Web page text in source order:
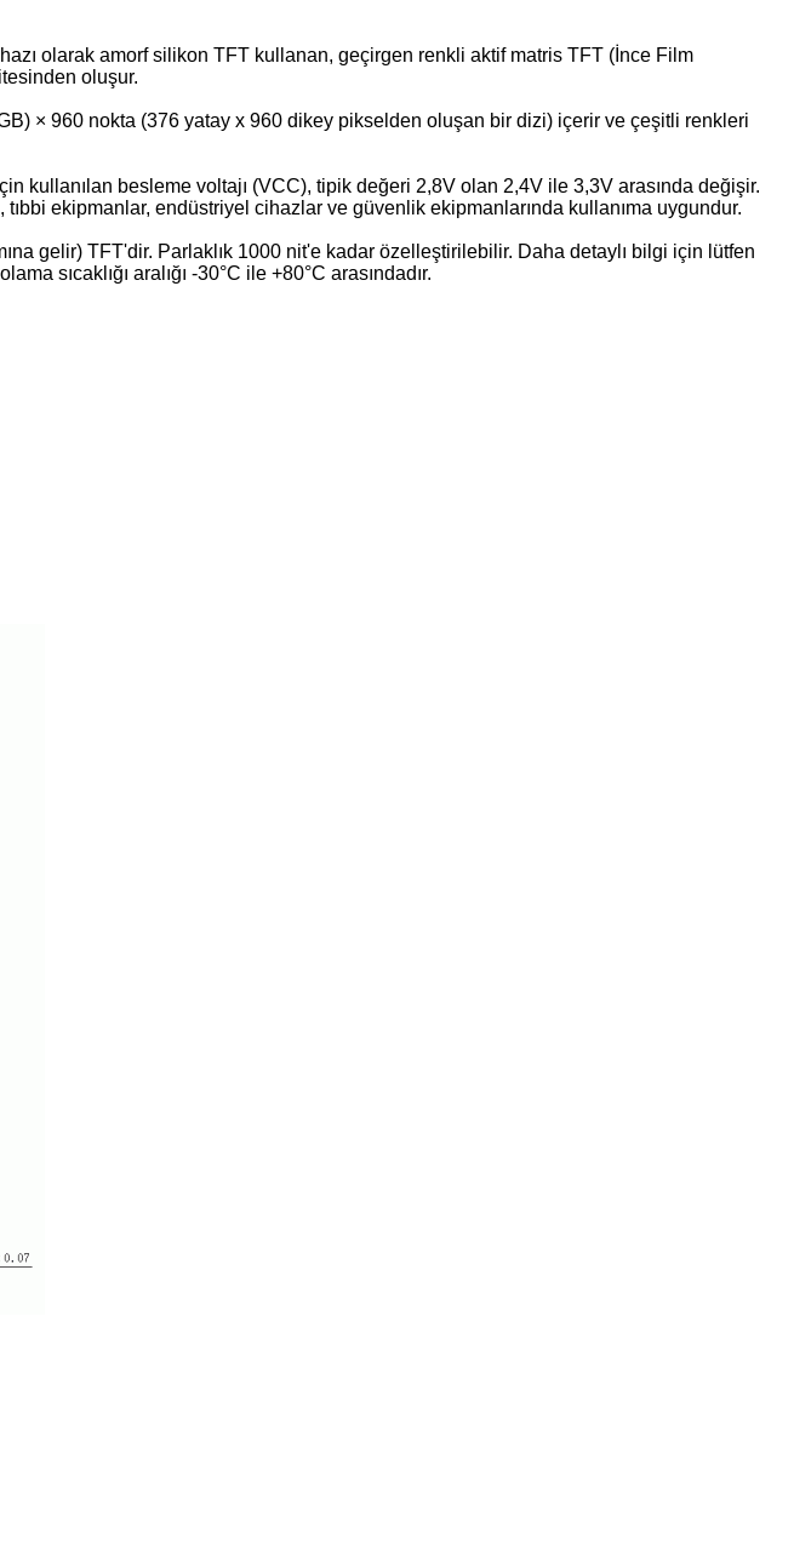
olarak amorf silikon TFT kullanan, geçirgen renkli aktif matris TFT (İnce Film
oluşur.
× 960 nokta (376 yatay x 960 dikey pikselden oluşan bir dizi) içerir ve çeşitli renkleri
kullanılan besleme voltajı (VCC), tipik değeri 2,8V olan 2,4V ile 3,3V arasında değişir.
ekipmanlar, endüstriyel cihazlar ve güvenlik ekipmanlarında kullanıma uygundur.
gelir) TFT'dir. Parlaklık 1000 nit'e kadar özelleştirilebilir. Daha detaylı bilgi için lütfen
sıcaklığı aralığı -30°C ile +80°C arasındadır.